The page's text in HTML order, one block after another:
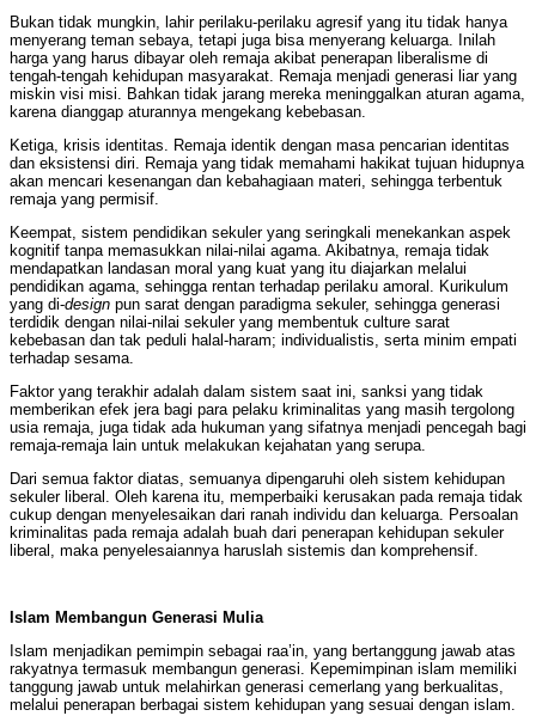
Bukan tidak mungkin, lahir perilaku-perilaku agresif yang itu tidak hanya
menyerang teman sebaya, tetapi juga bisa menyerang keluarga. Inilah
harga yang harus dibayar oleh remaja akibat penerapan liberalisme di
tengah-tengah kehidupan masyarakat. Remaja menjadi generasi liar yang
miskin visi misi. Bahkan tidak jarang mereka meninggalkan aturan agama,
karena dianggap aturannya mengekang kebebasan.
Ketiga, krisis identitas. Remaja identik dengan masa pencarian identitas
dan eksistensi diri. Remaja yang tidak memahami hakikat tujuan hidupnya
akan mencari kesenangan dan kebahagiaan materi, sehingga terbentuk
remaja yang permisif.
Keempat, sistem pendidikan sekuler yang seringkali menekankan aspek
kognitif tanpa memasukkan nilai-nilai agama. Akibatnya, remaja tidak
mendapatkan landasan moral yang kuat yang itu diajarkan melalui
pendidikan agama, sehingga rentan terhadap perilaku amoral. Kurikulum
yang di-design pun sarat dengan paradigma sekuler, sehingga generasi
terdidik dengan nilai-nilai sekuler yang membentuk culture sarat
kebebasan dan tak peduli halal-haram; individualistis, serta minim empati
terhadap sesama.
Faktor yang terakhir adalah dalam sistem saat ini, sanksi yang tidak
memberikan efek jera bagi para pelaku kriminalitas yang masih tergolong
usia remaja, juga tidak ada hukuman yang sifatnya menjadi pencegah bagi
remaja-remaja lain untuk melakukan kejahatan yang serupa.
Dari semua faktor diatas, semuanya dipengaruhi oleh sistem kehidupan
sekuler liberal. Oleh karena itu, memperbaiki kerusakan pada remaja tidak
cukup dengan menyelesaikan dari ranah individu dan keluarga. Persoalan
kriminalitas pada remaja adalah buah dari penerapan kehidupan sekuler
liberal, maka penyelesaiannya haruslah sistemis dan komprehensif.
Islam Membangun Generasi Mulia
Islam menjadikan pemimpin sebagai raa’in, yang bertanggung jawab atas
rakyatnya termasuk membangun generasi. Kepemimpinan islam memiliki
tanggung jawab untuk melahirkan generasi cemerlang yang berkualitas,
melalui penerapan berbagai sistem kehidupan yang sesuai dengan islam.